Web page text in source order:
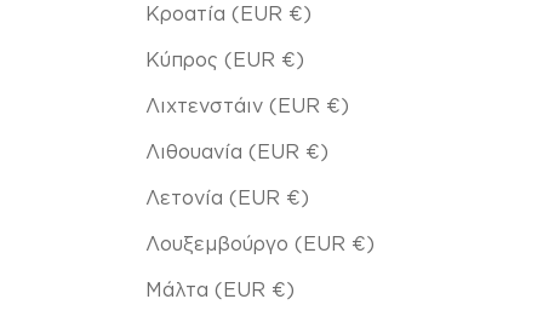
Κροατία (EUR €)
Κύπρος (EUR €)
Λιχτενστάιν (EUR €)
Λιθουανία (EUR €)
Λετονία (EUR €)
Λουξεμβούργο (EUR €)
Μάλτα (EUR €)